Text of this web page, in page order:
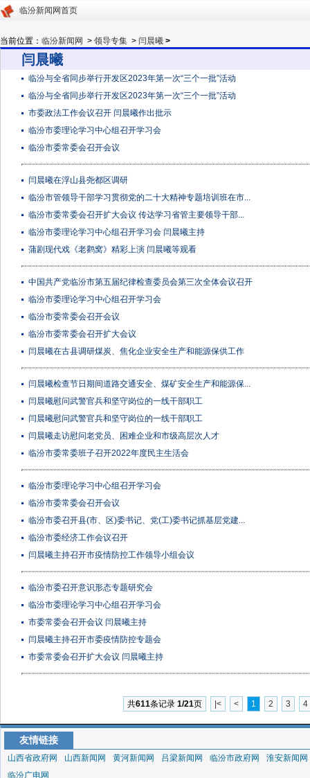
临汾新闻网首页
当前位置： 临汾新闻网 > 领导专集 > 闫晨曦 >
闫晨曦
临汾与全省同步举行开发区2023年第一次“三个一批”活动
临汾与全省同步举行开发区2023年第一次“三个一批”活动
市委政法工作会议召开 闫晨曦作出批示
临汾市委理论学习中心组召开学习会
临汾市委常委会召开会议
闫晨曦在浮山县尧都区调研
临汾市管领导干部学习贯彻党的二十大精神专题培训班在市...
临汾市委常委会召开扩大会议 传达学习省管主要领导干部...
临汾市委理论学习中心组召开学习会 闫晨曦主持
蒲剧现代戏《老鹳窝》精彩上演 闫晨曦等观看
中国共产党临汾市第五届纪律检查委员会第三次全体会议召开
临汾市委理论学习中心组召开学习会
临汾市委常委会召开会议
临汾市委常委会召开扩大会议
闫晨曦在古县调研煤炭、焦化企业安全生产和能源保供工作
闫晨曦检查节日期间道路交通安全、煤矿安全生产和能源保...
闫晨曦慰问武警官兵和坚守岗位的一线干部职工
闫晨曦慰问武警官兵和坚守岗位的一线干部职工
闫晨曦走访慰问老党员、困难企业和市级高层次人才
临汾市委常委班子召开2022年度民主生活会
临汾市委理论学习中心组召开学习会
临汾市委常委会召开会议
临汾市委召开县(市、区)委书记、党(工)委书记抓基层党建...
临汾市委经济工作会议召开
闫晨曦主持召开市疫情防控工作领导小组会议
临汾市委召开意识形态专题研究会
临汾市委理论学习中心组召开学习会
市委常委会召开会议 闫晨曦主持
闫晨曦主持召开市委疫情防控专题会
市委常委会召开扩大会议 闫晨曦主持
|< < 1 2 3 4
共611条记录 1/21页
友情链接
山西省政府网 山西新闻网 黄河新闻网 吕梁新闻网 临汾市政府网
淮安新闻网
临汾广电网